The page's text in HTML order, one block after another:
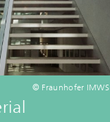
© Fraunhofer IMWS